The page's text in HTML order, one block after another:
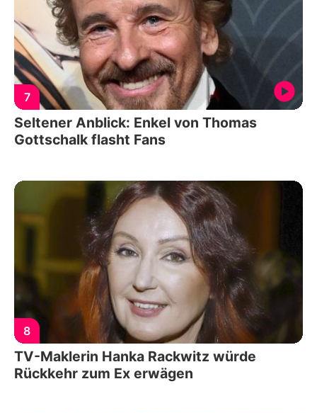
7
Seltener Anblick: Enkel von Thomas
Gottschalk flasht Fans
8
TV-Maklerin Hanka Rackwitz würde
Rückkehr zum Ex erwägen